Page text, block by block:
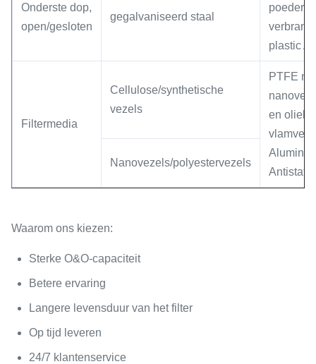
Onderste dop,
open/gesloten
gegalvaniseerd staal
plastic
Filtermedia
Cellulose/synthetische
vezels
PTFE
en
Nanovezels/polyestervezels
Waarom ons kiezen:
Sterke O&O-capaciteit
Betere ervaring
Langere levensduur van het filter
Op tijd leveren
24/7 klantenservice